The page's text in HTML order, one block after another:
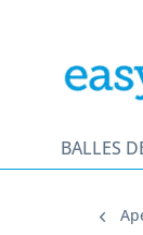
BALLES